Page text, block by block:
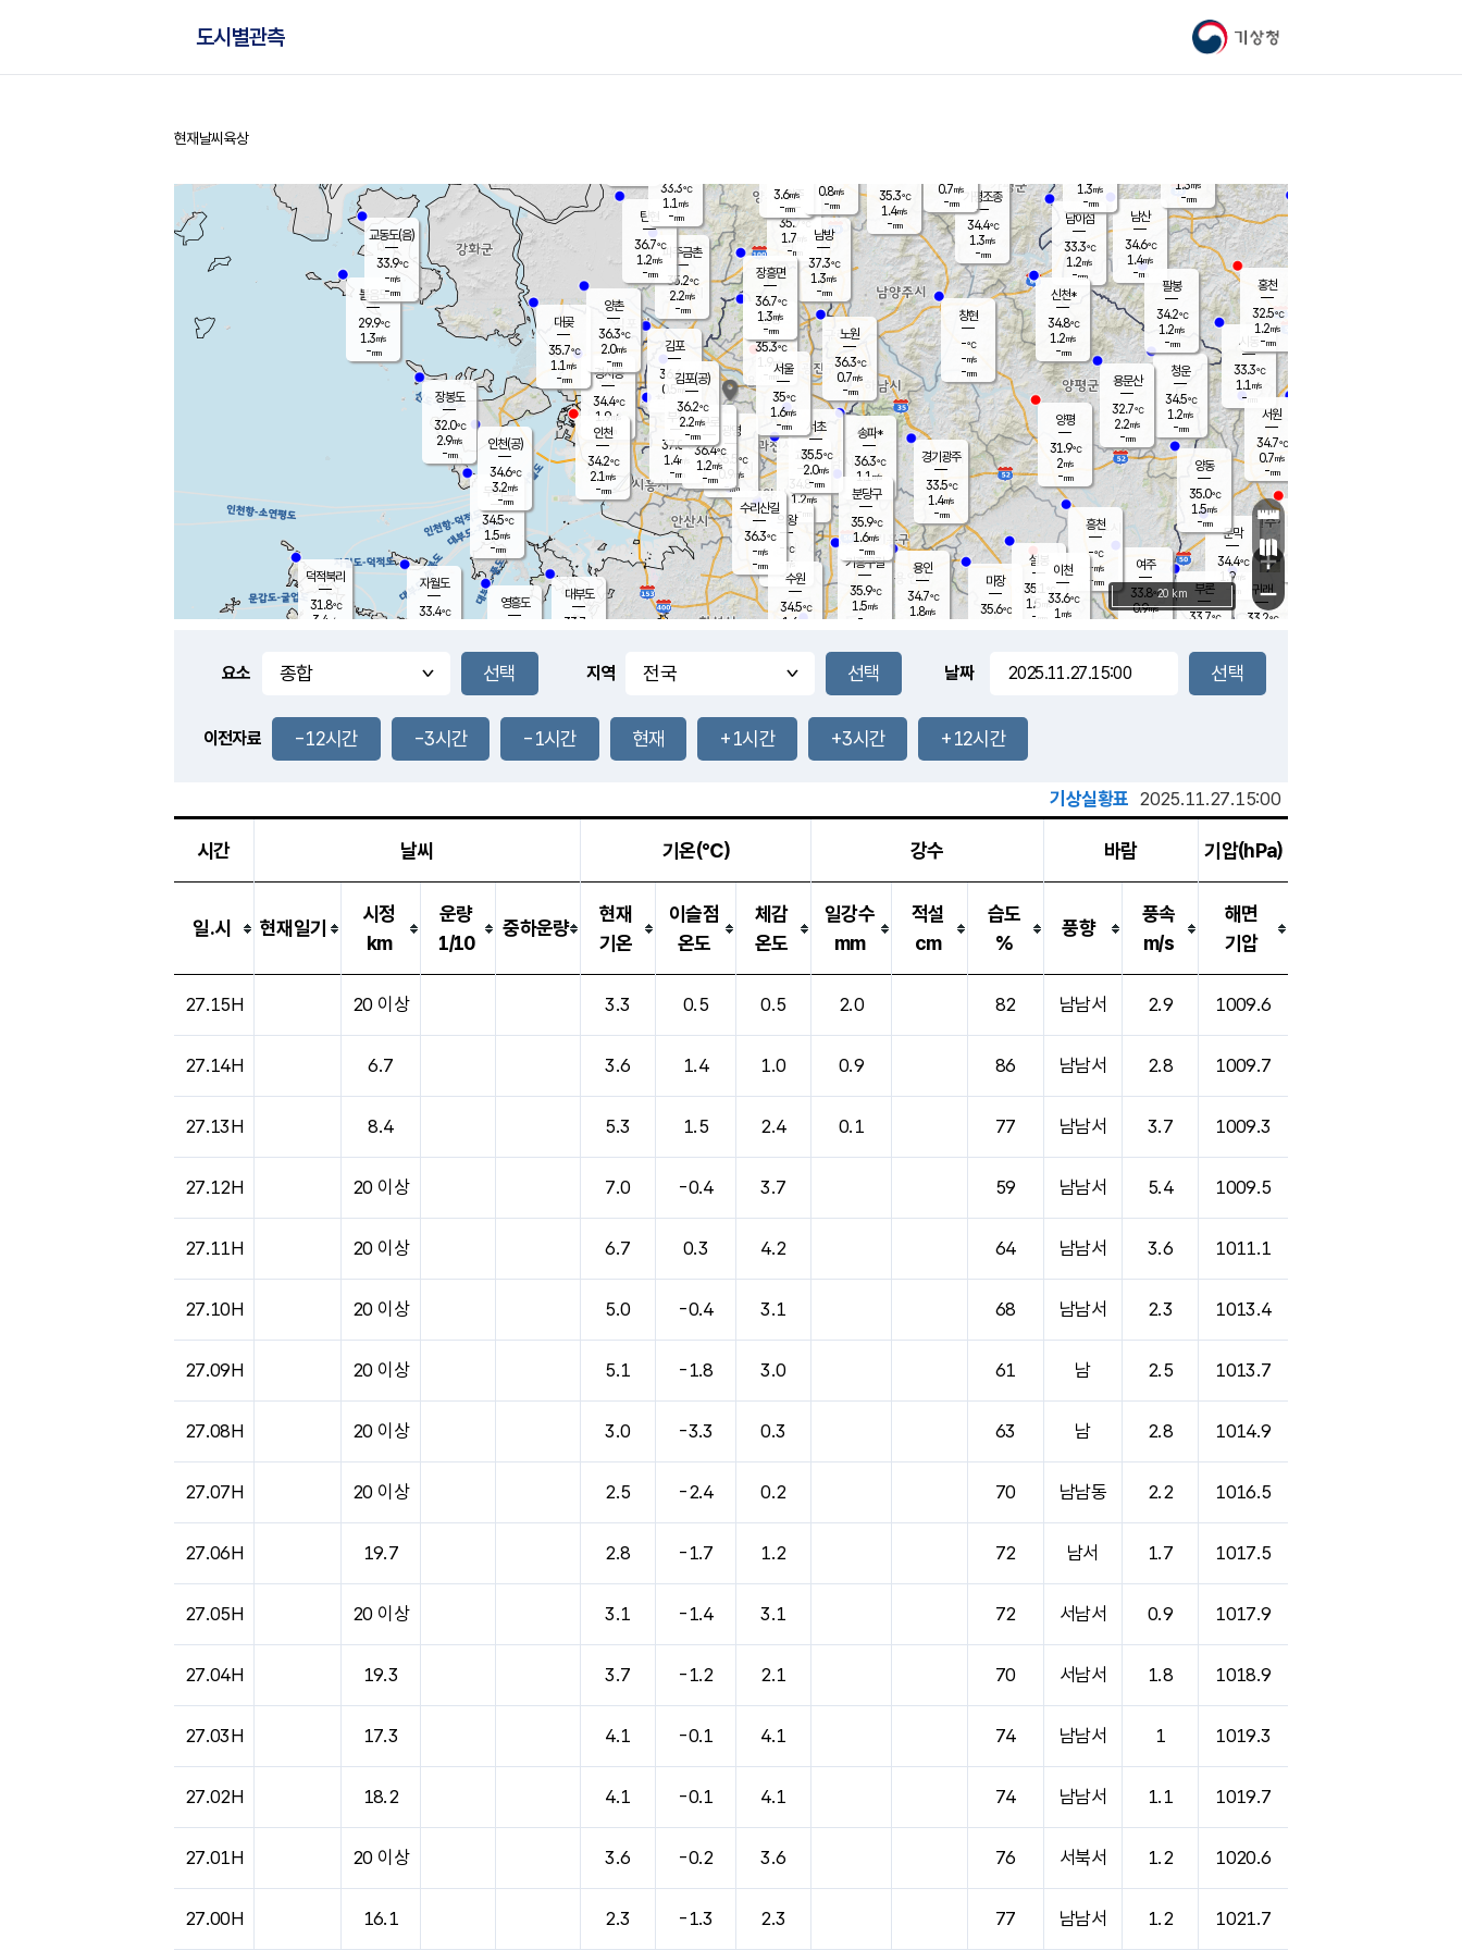
기상청
도시별관측
홈
현재날씨 육상
풍도
1.4m/s
문막
34.4℃
1.9m/s
mm
남이섬
33.3℃
1.2m/s
-mm
무의도
34.5℃
1.5m/s
-mm
영흥도
볼음도
29.9℃
1.3m/s
-mm
자월도
33.4℃
양주
35.7℃
1.7
-mm
부론
33.7℃
과천
34.8℃
1.2m/s
- mm
남산
34.6℃
1.4m/s
-mm
장봉도
32.0℃
2.9m/s
-mm
-mm
청운
34.5℃
1.2m/s
-mm
팔봉
34.2℃
1.2m/s
-mm
-mm
용인
34.7℃
1.8m/s
여주
33.8℃
0.9m/s
양동
35.0℃
1.5m/s
-mm
경기광주
33.5℃
1.4m/s
-mm
장호원
1.3m/s
-mm
34.0
℃
대부도
33.7
-
경서동
34.4℃
1.9m/s
-mm
파주금촌
35.2℃
2.2m/s
-mm
가평조종
34.4℃
1.3m/s
-mm
35.3℃
1.4m/s
-mm
대곶
35.7℃
1.1 m/s
-mm
신천*
34.8℃
1.2m/s
-mm
창현
-℃
-m/s
-mm
탄현
36.7℃
1.2m/s
-mm
0.7m/s
-mm
35.0℃
2.1m/s
-mm
흥천
-℃
-m/s
-mm
마장
35.6℃
의왕
- ℃
m/s
mm
김포
36.6℃
0.5 m/s
mm
설봉
35.1
1.5 m/s
- mm
광명
35.5 ℃
0.9 m/s
-mm
부천
37.0℃
1.4m/s
-mm
-mm
양촌
36.3℃
2.0m/s
-mm
구로
36.4℃
1.2m/s
-mm
은평
35.3℃
1.9 m/s
- mm
노원
36.3℃
0.7m/s
-mm
송파*
36.3℃
1.1 m/s
-mm
서초
35.5℃
2.0m/s
-mm
남방
37.3℃
1.3m/s
-mm
기흥구갈
35.9℃
1.5m/s
-
수리산길
36.3℃
-m/s
-mm
분당구
35.9℃
1.6m/s
-mm
장흥면
36.7℃
1.3m/s
-mm
3.6m/s
-mm
시동
33.3℃
1.1 m/s
- mm
귀래
33.2℃
서원
34.7℃
0.7m/s
-mm
용문산
32.7℃
2.2m/s
-mm
덕적북리
31.8℃
3.4 m/s
인천(공)
34.6℃
3.2m/s
-mm
김포(공)
36.2℃
2.2m/s
-mm
교동도(음)
33.9℃
-m/s
-mm
홍천
32.5℃
1.2m/s
-mm
이천
33.6℃
1 m/s
양평
31.9℃
2m/s
-mm
수원
34.5℃
1.6 m/s
인천
34.2℃
2.1 m/s
-mm
서울
35℃
1.6m/s
-mm
1.3m/s
-mm
33.3℃
1.1 m/s
-mm
0.8m/s
-mm
+
−
20 km
요소 지역 날짜
이전자료 -12시간 -3시간 -1시간 현재 +1시간 +3시간 +12시간
기상실황표 2025.11.27.15:00
시간 날씨 기온(℃) 강수 바람 기압(hPa)
일.시 현재일기
시정
km
운량
1/10
중하운량
현재
기온
이슬점
온도
체감
온도
일강수
mm
적설
cm
습도
%
풍향
풍속
m/s
해면
기압
27.15H 20 이상 3.3 0.5 0.5 2.0 82 남남서 2.9 1009.6
27.14H 6.7 3.6 1.4 1.0 0.9 86 남남서 2.8 1009.7
27.13H 8.4 5.3 1.5 2.4 0.1 77 남남서 3.7 1009.3
27.12H 20 이상 7.0 -0.4 3.7 59 남남서 5.4 1009.5
27.11H 20 이상 6.7 0.3 4.2 64 남남서 3.6 1011.1
27.10H 20 이상 5.0 -0.4 3.1 68 남남서 2.3 1013.4
27.09H 20 이상 5.1 -1.8 3.0 61 남 2.5 1013.7
27.08H 20 이상 3.0 -3.3 0.3 63 남 2.8 1014.9
27.07H 20 이상 2.5 -2.4 0.2 70 남남동 2.2 1016.5
27.06H 19.7 2.8 -1.7 1.2 72 남서 1.7 1017.5
27.05H 20 이상 3.1 -1.4 3.1 72 서남서 0.9 1017.9
27.04H 19.3 3.7 -1.2 2.1 70 서남서 1.8 1018.9
27.03H 17.3 4.1 -0.1 4.1 74 남남서 1 1019.3
27.02H 18.2 4.1 -0.1 4.1 74 남남서 1.1 1019.7
27.01H 20 이상 3.6 -0.2 3.6 76 서북서 1.2 1020.6
27.00H 16.1 2.3 -1.3 2.3 77 남남서 1.2 1021.7